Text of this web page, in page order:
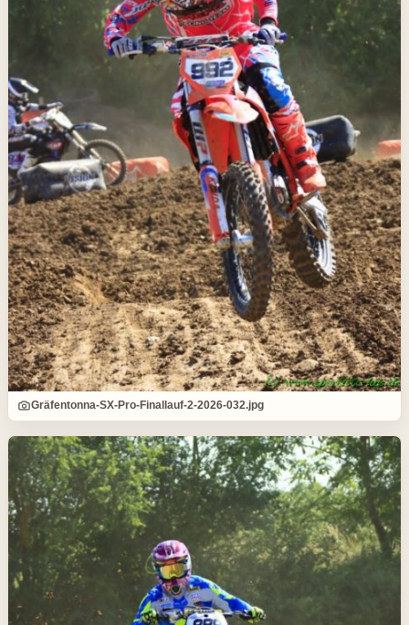
Gräfentonna-SX-Pro-Finallauf-2-2026-032.jpg